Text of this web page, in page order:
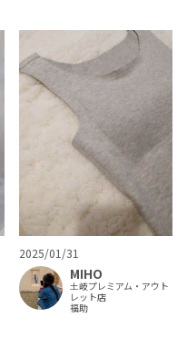
2025/01/31
MIHO
土岐プレミアム・アウト
レット店
福助